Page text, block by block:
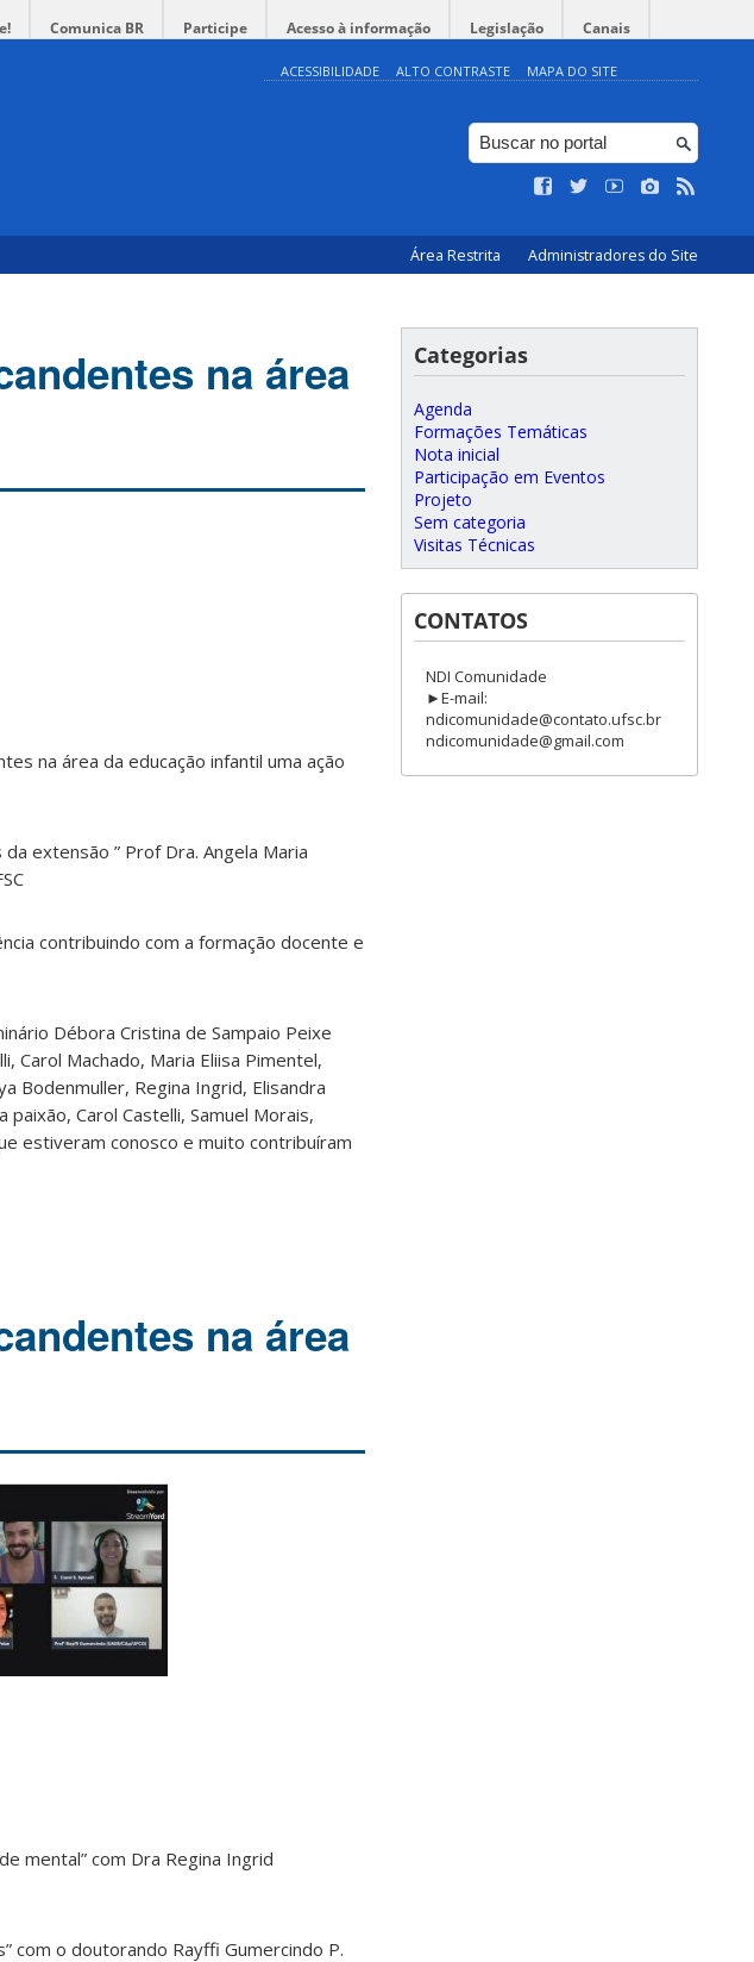
Comunica BR Participe Acesso à informação Legislação Canais
ACESSIBILIDADE ALTO CONTRASTE MAPA DO SITE
Área Restrita Administradores do Site
na área
na área da educação infantil uma ação
extensão ” Prof Dra. Angela Maria
contribuindo com a formação docente e
Débora Cristina de Sampaio Peixe
Carol Machado, Maria Eliisa Pimentel,
Bodenmuller, Regina Ingrid, Elisandra
paixão, Carol Castelli, Samuel Morais,
estiveram conosco e muito contribuíram
na área
mental” com Dra Regina Ingrid
com o doutorando Rayffi Gumercindo P.
Categorias
Agenda
Formações Temáticas
Nota inicial
Participação em Eventos
Projeto
Sem categoria
Visitas Técnicas
CONTATOS
NDI Comunidade
►E-mail:
ndicomunidade@contato.ufsc.br
ndicomunidade@gmail.com